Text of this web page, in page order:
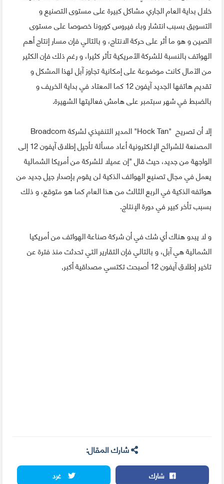
خلال بداية العام الجاري مشاكل كبيرة على مستوى التصنيع و
التسويق بسبب انتشار وباء فيروس كورونا خصوصا على مستوى
الصين و هو ما أثر على حركة الانتاج، و بالتالي فإن مسار إنتاج أهم
الهواتف بالنسبة للشركة الأمريكية تأثر كثيرا، و رغم ذلك فإن الكثير
من الآمال كانت موضوعة على إمكانية تجاوز آبل لهذا المشكل و
تقديم هاتفها الجديد آيفون 12 كما المعتاد في بداية الخريف و
بالضبط في شهر سبتمبر على هامش فعاليتها الشهيرة.
إلا أن تصريح "Hock Tan" المدير التنفيذي لشركة Broadcom
المصنعة للشرائح الإلكترونية أعاد مسألة تأجيل إطلاق آيفون 12 إلى
الواجهة من جديد، حيث قال "إن عميلا للشركة من أمريكا الشمالية
يعمل في مجال تصنيع الهواتف الذكية لن يقوم بإصدار جيل جديد من
هواتفه الذكية في الربع الثالث من هذا العام كما هو متوقع، و ذلك
بسبب تأخر كبير في دورة الإنتاج.
و لا يبدو هناك أي شك في أن شركة صناعة الهواتف من أمريكيا
الشمالية هي آبل، و بالتالي فإن التقارير التي تحدثت منذ فترة عن
تاخير إطلاق آيفون 12 أصبحت تكتسي مصداقية أكبر,
شارك المقال:
شارك
غرد